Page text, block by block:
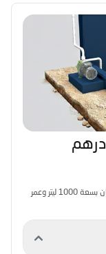
عبارة عن بئر بمضخة كهربائية: بعمق 13-15 متراً مربعاً وخزان بسعة 1000 ليتر وعمر